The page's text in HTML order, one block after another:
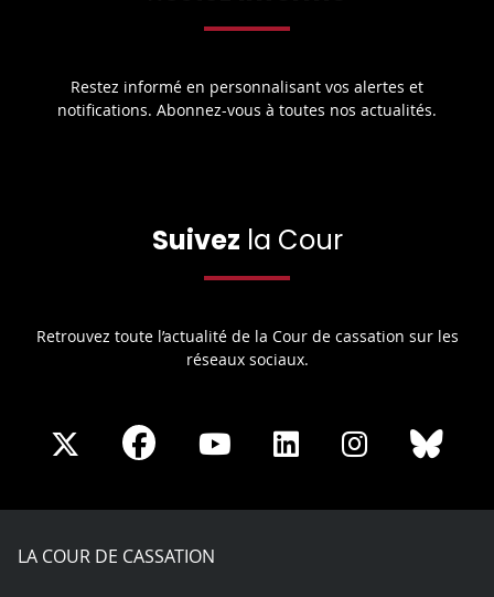
Restez informé en personnalisant vos alertes et
notifications. Abonnez-vous à toutes nos actualités.
Suivez la Cour
Retrouvez toute l’actualité de la Cour de cassation sur les
réseaux sociaux.
Share
X
Share
Facebook
Share
Youtube
Share
LinkedIn
Share
Instagram
LA COUR DE CASSATION